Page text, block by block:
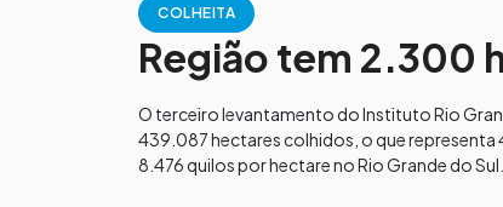
COLHEITA
Região tem 2.300
O terceiro levantamento do Instituto Rio
439.087 hectares colhidos, o que representa
8.476 quilos por hectare no Rio Grande do